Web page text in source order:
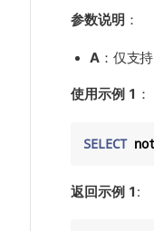
参数说明 ：
A：仅支持
使用示例 1 ：
SELECT
返回示例 1 :